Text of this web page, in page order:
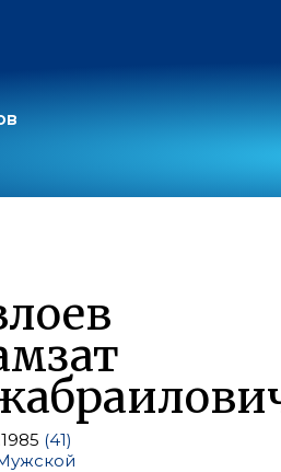
(41)